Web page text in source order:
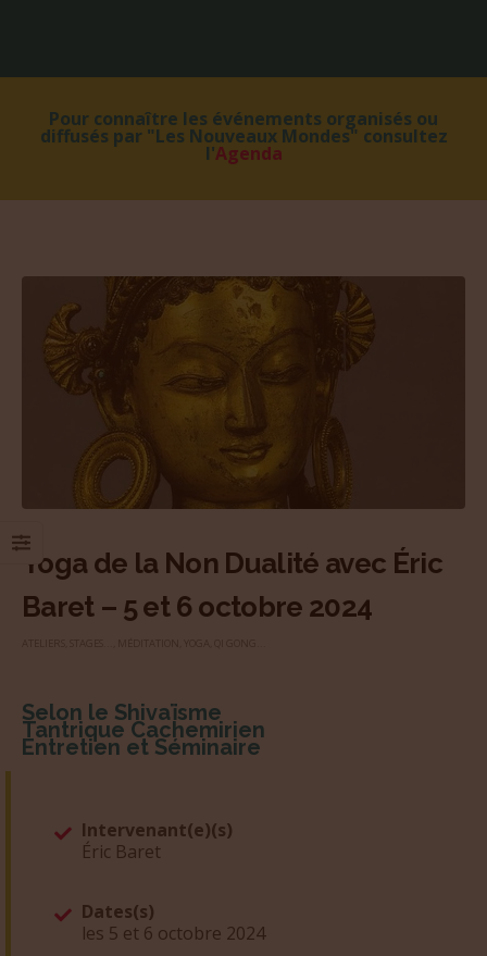
Pour connaître les événements organisés ou
diffusés par "Les Nouveaux Mondes" consultez
l'Agenda
Yoga de la Non Dualité avec Éric
Baret – 5 et 6 octobre 2024
Selon le Shivaïsme
Tantrique Cachemirien
Entretien et Séminaire
Intervenant(e)(s)
Éric Baret
Dates(s)
les 5 et 6 octobre 2024